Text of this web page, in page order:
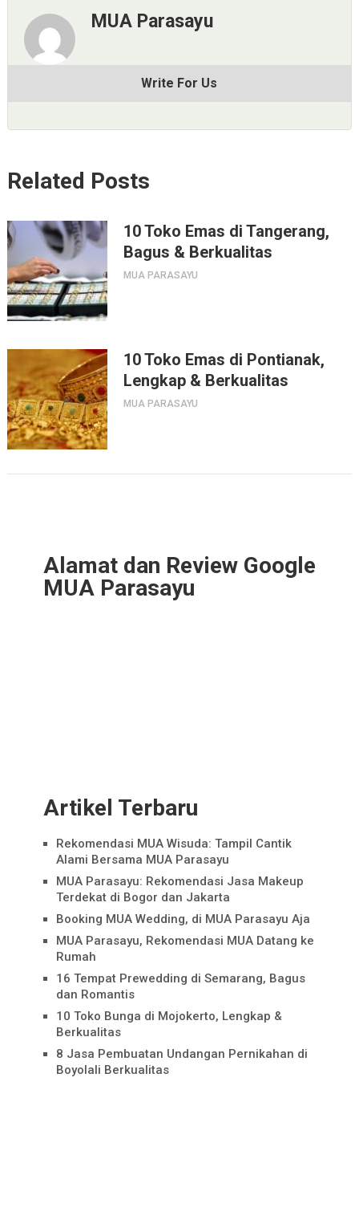
MUA Parasayu
Write For Us
Related Posts
10 Toko Emas di Tangerang,
Bagus & Berkualitas
MUA PARASAYU
10 Toko Emas di Pontianak,
Lengkap & Berkualitas
MUA PARASAYU
Alamat dan Review Google
MUA Parasayu
Artikel Terbaru
Rekomendasi MUA Wisuda: Tampil Cantik
Alami Bersama MUA Parasayu
MUA Parasayu: Rekomendasi Jasa Makeup
Terdekat di Bogor dan Jakarta
Booking MUA Wedding, di MUA Parasayu Aja
MUA Parasayu, Rekomendasi MUA Datang ke
Rumah
16 Tempat Prewedding di Semarang, Bagus
dan Romantis
10 Toko Bunga di Mojokerto, Lengkap &
Berkualitas
8 Jasa Pembuatan Undangan Pernikahan di
Boyolali Berkualitas